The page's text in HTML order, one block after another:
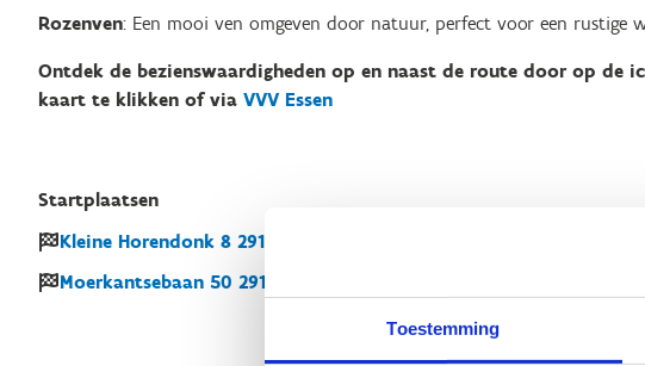
Toestemming
Rozenven: Een mooi ven omgeven door natuur, perfect voor een rustige
Ontdek de bezienswaardigheden op en naast de route door op de
kaart te klikken of via VVV Essen
Startplaatsen
Kleine Horendonk 8 2910
Moerkantsebaan 50 2910